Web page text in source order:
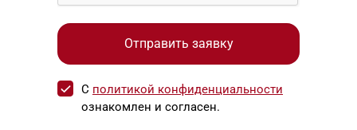
С политикой конфиденциальности
ознакомлен и согласен.